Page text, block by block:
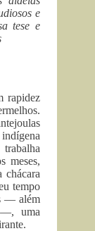
e
tese e
rapidez
meses,
chácara
tempo
— além
—, uma